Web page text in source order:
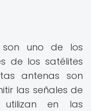
son uno de los
de los satélites
antenas son
las señales de
utilizan en las